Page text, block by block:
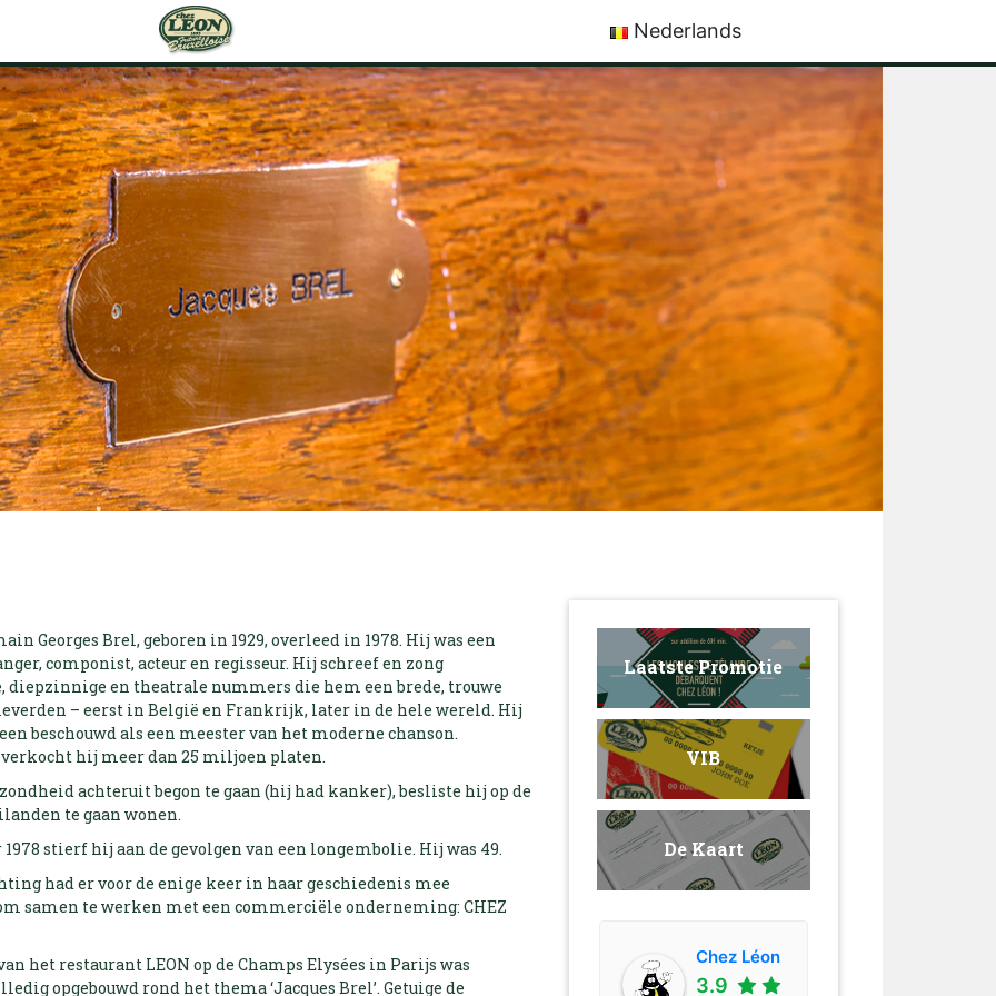
Nederlands
Français
English
Georges Brel, geboren in 1929, overleed in 1978. Hij was een
componist, acteur en regisseur. Hij schreef en zong
en theatrale nummers die hem een brede, trouwe
– eerst in België en Frankrijk, later in de hele wereld. Hij
beschouwd als een meester van het moderne chanson.
hij meer dan 25 miljoen platen.
achteruit begon te gaan (hij had kanker), besliste hij op de
te gaan wonen.
1978 stierf hij aan de gevolgen van een longembolie. Hij was 49.
had er voor de enige keer in haar geschiedenis mee
samen te werken met een commerciële onderneming: CHEZ
het restaurant LEON op de Champs Elysées in Parijs was
opgebouwd rond het thema ‘Jacques Brel’. Getuige de
Laatste Promotie
VIB
De Kaart
Chez Léon
3.9